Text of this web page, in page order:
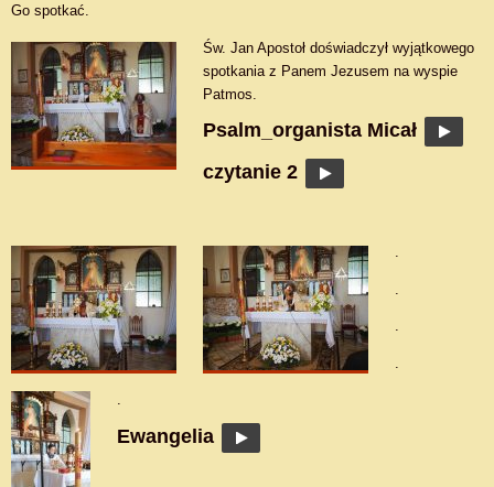
Go spotkać.
Św. Jan Apostoł doświadczył wyjątkowego
spotkania z Panem Jezusem na wyspie
Patmos.
Psalm_organista Micał
czytanie 2
.
.
.
.
Ewangelia